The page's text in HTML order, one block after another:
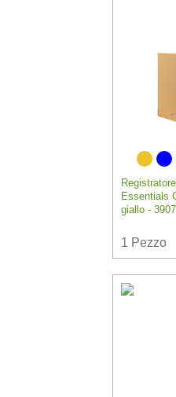
Essentials
giallo -
1 Pezzo